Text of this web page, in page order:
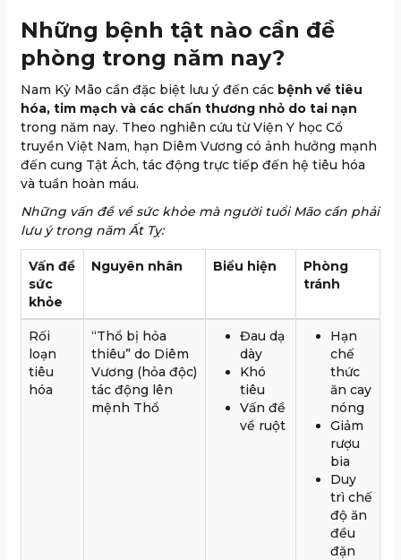
Những bệnh tật nào cần đề
phòng trong năm nay?
Nam Kỷ Mão cần đặc biệt lưu ý đến các bệnh về tiêu
hóa, tim mạch và các chấn thương nhỏ do tai nạn
trong năm nay. Theo nghiên cứu từ Viện Y học Cổ
truyền Việt Nam, hạn Diêm Vương có ảnh hưởng mạnh
đến cung Tật Ách, tác động trực tiếp đến hệ tiêu hóa
và tuần hoàn máu.
Những vấn đề về sức khỏe mà người tuổi Mão cần phải
lưu ý trong năm Ất Tỵ:
Vấn đề
sức
khỏe
Nguyên nhân Biểu hiện
Phòng
tránh
Rối
loạn
tiêu
hóa
“Thổ bị hỏa
thiêu” do Diêm
Vương (hỏa độc)
tác động lên
mệnh Thổ
Đau dạ
dày
Khó
tiêu
Vấn đề
về ruột
Hạn
chế
thức
ăn cay
nóng
Giảm
rượu
bia
Duy
trì chế
độ ăn
đều
đặn